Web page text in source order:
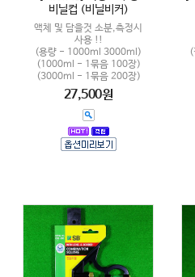
비닐컵 (비닐비커)
액체 및 담을것 소분,측정시
사용 !!
(용량 - 1000ml 3000ml)
(1000ml - 1묶음 100장)
(3000ml - 1묶음 200장)
27,500원